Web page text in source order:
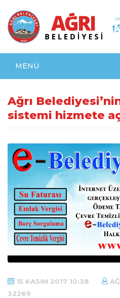
MENÜ
Ağrı
sistemi hizmete
15 KASIM 2017 10:38
32269